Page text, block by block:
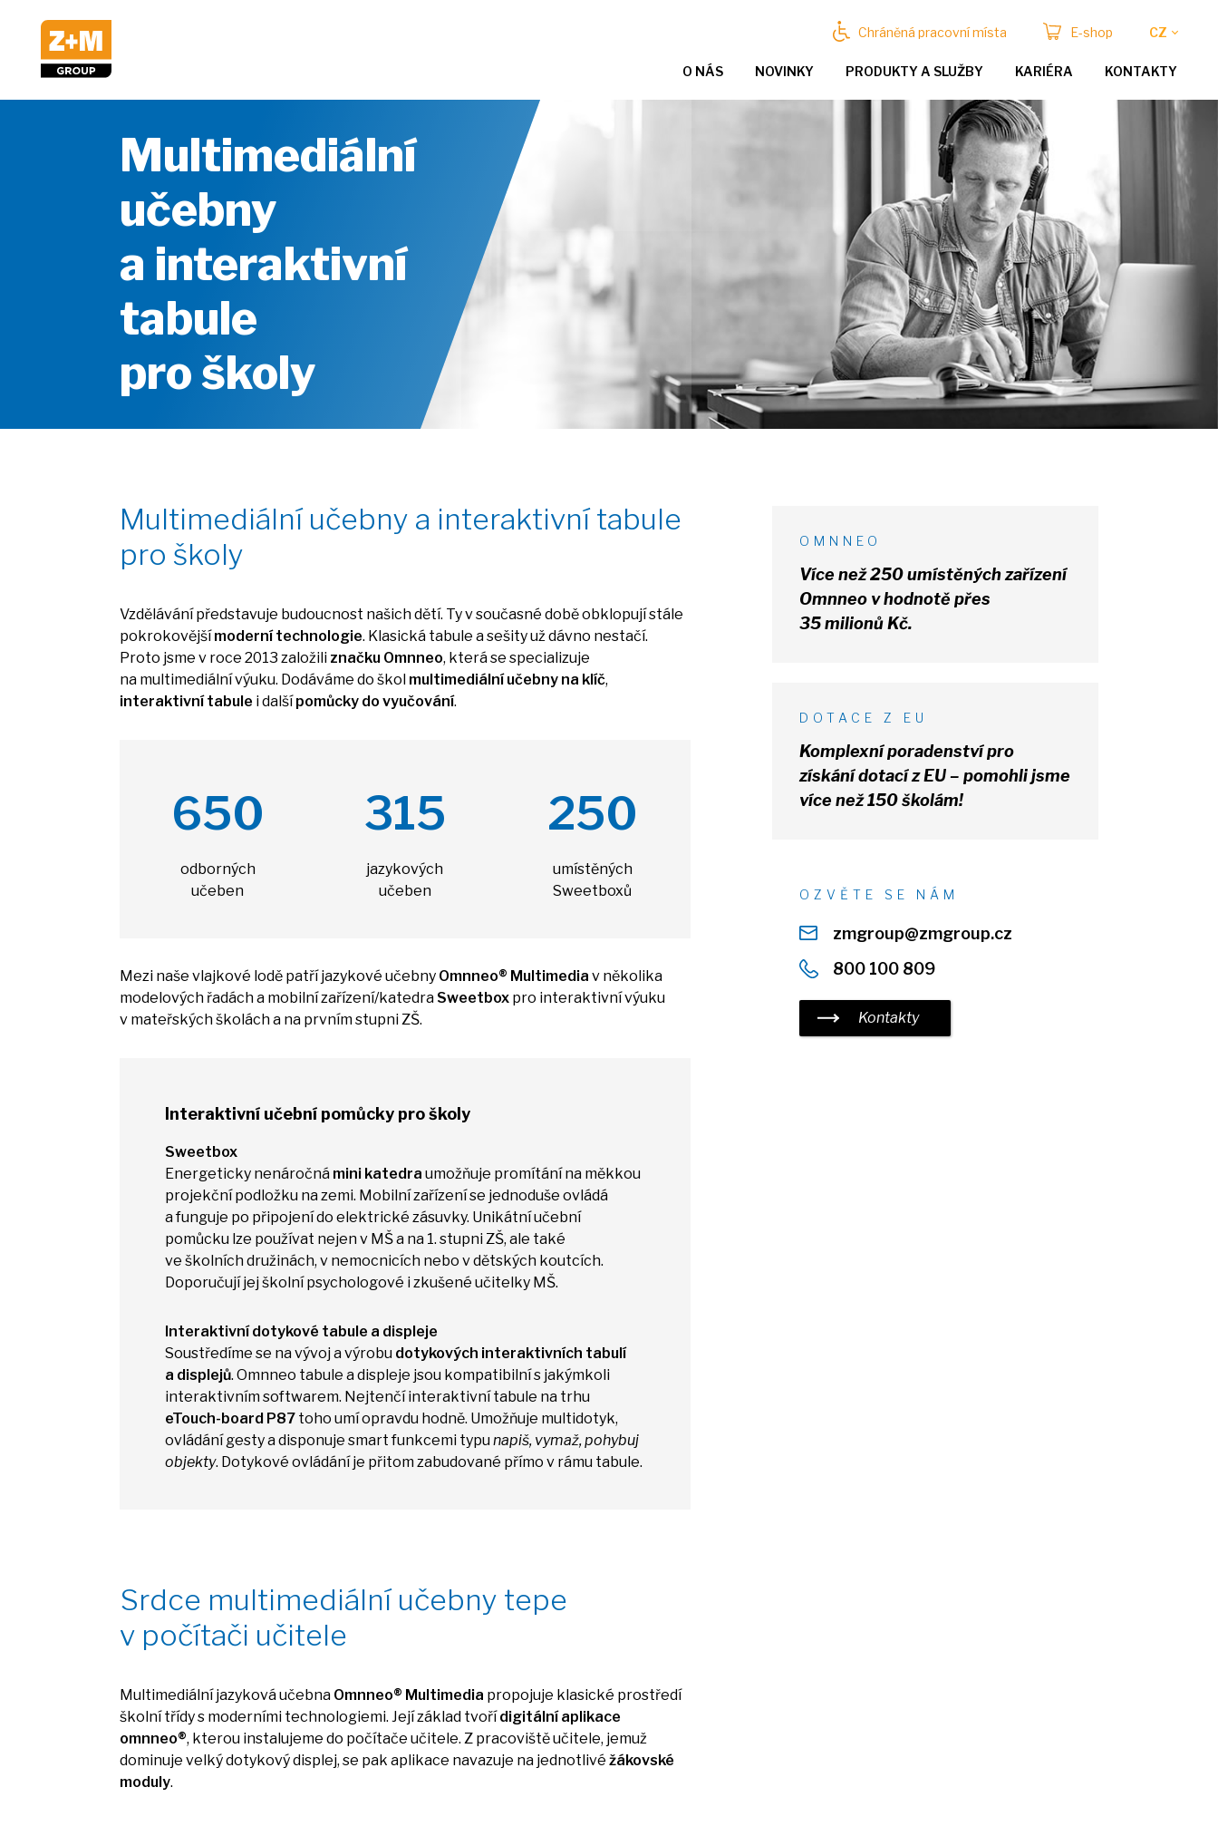
CZ
Chráněná pracovní místa E-shop
O NÁS NOVINKY PRODUKTY A SLUŽBY KARIÉRA KONTAKTY
Multimediální
učebny
a interaktivní
tabule
pro školy
Multimediální učebny a interaktivní tabule
pro školy
Vzdělávání představuje budoucnost našich dětí. Tyv současné době obklopují stále
pokrokovějšímoderní technologie. Klasická tabule asešityuždávno nestačí.
Proto jsme v roce 2013 založili značku Omnneo, kteráse specializuje
na multimediální výuku. Dodáváme do škol multimediální učebny na klíč,
interaktivní tabule idalšípomůcky do vyučování.
650
odborných
učeben
315
jazykových
učeben
250
umístěných
Sweetboxů
Mezi naše vlajkové lodě patří jazykové učebny Omnneo® Multimedia v několika
modelových řadácha mobilní zařízení/katedra Sweetbox pro interaktivní výuku
v mateřských školácha na prvním stupni ZŠ.
Interaktivní učební pomůcky pro školy
Sweetbox
Energeticky nenáročná mini katedra umožňuje promítánína měkkou
projekční podložku na zemi. Mobilní zařízeníse jednoduše ovládá
a funguje po připojenído elektrické zásuvky. Unikátní učební
pomůcku lze používat nejen v MŠa na 1. stupni ZŠ, ale také
ve školních družinách, v nemocnicích nebo vdětských koutcích.
Doporučují jej školní psychologové i zkušené učitelky MŠ.
Interaktivní dotykové tabule a displeje
Soustředíme se na vývoj a výrobu dotykových interaktivních tabulí
a displejů. Omnneo tabule a displeje jsou kompatibilnís jakýmkoli
interaktivním softwarem. Nejtenčí interaktivní tabule na trhu
eTouch-board P87 toho umí opravdu hodně. Umožňuje multidotyk,
ovládání gestya disponuje smart funkcemi typu napiš, vymaž, pohybuj
objekty. Dotykové ovládáníje přitom zabudované přímo v rámu tabule.
Srdce multimediální učebny tepe
v počítači učitele
Multimediální jazyková učebna Omnneo® Multimedia propojuje klasické prostředí
školní třídys moderními technologiemi. Její základ tvořídigitální aplikace
omnneo®, kterou instalujeme do počítače učitele. Z pracoviště učitele, jemuž
dominuje velký dotykový displej, se pak aplikace navazuje na jednotlivé žákovské
moduly.
OMNNEO
Více než 250 umístěných zařízení
Omnneo v hodnotě přes
35milionů Kč.
DOTACE Z EU
Komplexní poradenství pro
získání dotací z EU – pomohli jsme
více než 150 školám!
OZVĚTE SE NÁM
zmgroup@zmgroup.cz
800 100 809
Kontakty